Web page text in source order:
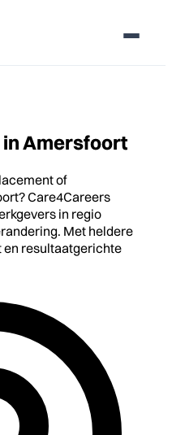
Amersfoort
of
Care4Careers
in regio
Met heldere
en resultaatgerichte